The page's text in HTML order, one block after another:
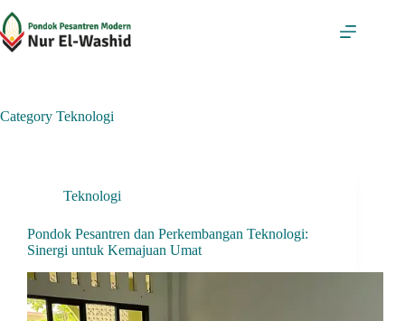
to
content
Category Teknologi
Teknologi
Pondok Pesantren dan Perkembangan Teknologi:
Sinergi untuk Kemajuan Umat